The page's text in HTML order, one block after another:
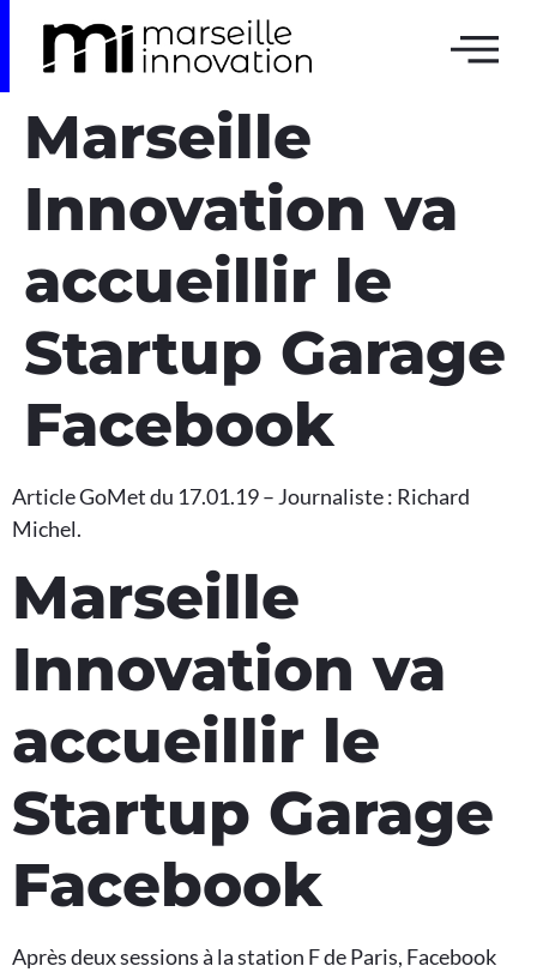
Marseille
Innovation va
accueillir le
Startup Garage
Facebook
Article GoMet du 17.01.19 – Journaliste : Richard
Michel.
Marseille
Innovation va
accueillir le
Startup Garage
Facebook
Après deux sessions à la station F de Paris, Facebook